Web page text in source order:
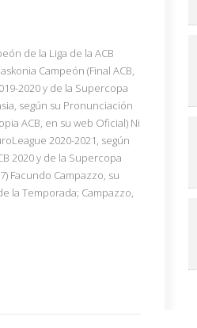
de la Liga de la ACB
Campeón (Final ACB,
2020 y de la Supercopa
según su Pronunciación
ACB, en su web Oficial) Ni
2020-2021, según
2020 y de la Supercopa
Facundo Campazzo, su
la Temporada; Campazzo,